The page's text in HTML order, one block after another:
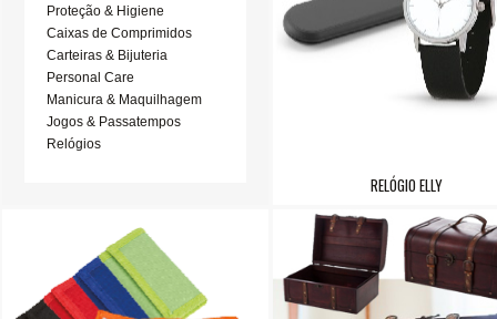
Proteção & Higiene
Caixas de Comprimidos
Carteiras & Bijuteria
Personal Care
Manicura & Maquilhagem
Jogos & Passatempos
Relógios
RELÓGIO ELLY